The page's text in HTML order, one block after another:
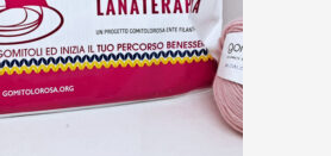
da donare alle
oncologiche